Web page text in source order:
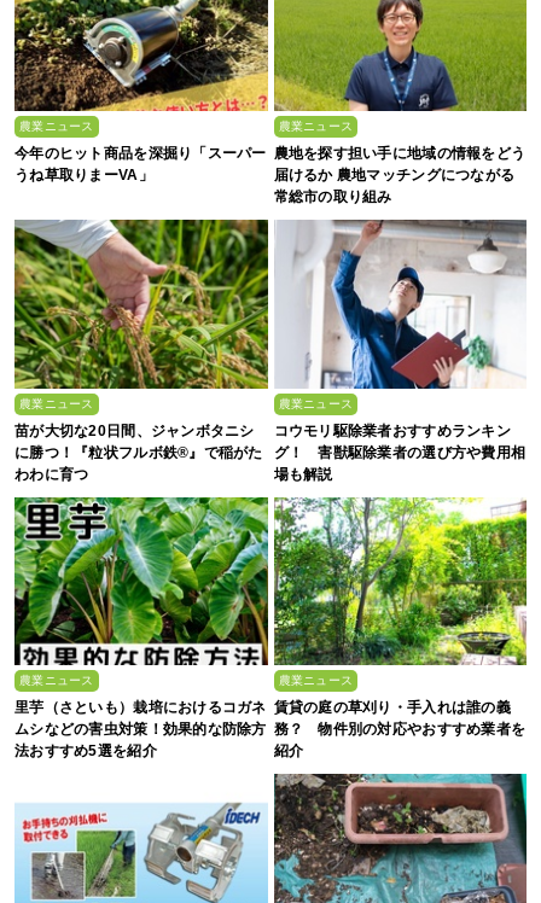
農業ニュース
今年のヒット商品を深掘り「スーパー
うね草取りまーVA」
農業ニュース
農地を探す担い手に地域の情報をどう
届けるか 農地マッチングにつながる
常総市の取り組み
農業ニュース
苗が大切な20日間、ジャンボタニシ
に勝つ！『粒状フルボ鉄®』で稲がた
わわに育つ
農業ニュース
コウモリ駆除業者おすすめランキン
グ！ 害獣駆除業者の選び方や費用相
場も解説
農業ニュース
里芋（さといも）栽培におけるコガネ
ムシなどの害虫対策！効果的な防除方
法おすすめ5選を紹介
農業ニュース
賃貸の庭の草刈り・手入れは誰の義
務？ 物件別の対応やおすすめ業者を
紹介